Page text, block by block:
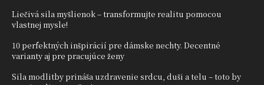
Liečivá sila myšlienok – transformujte realitu pomocou
vlastnej mysle!
10 perfektných inšpirácií pre dámske nechty. Decentné
varianty aj pre pracujúce ženy
Sila modlitby prináša uzdravenie srdcu, duši a telu – toto by